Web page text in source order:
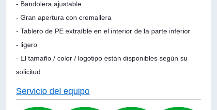
- Bandolera ajustable
- Gran apertura con cremallera
- Tablero de PE extraíble en el interior de la parte inferior
- ligero
- El tamaño / color / logotipo están disponibles según su
solicitud
Servicio del equipo